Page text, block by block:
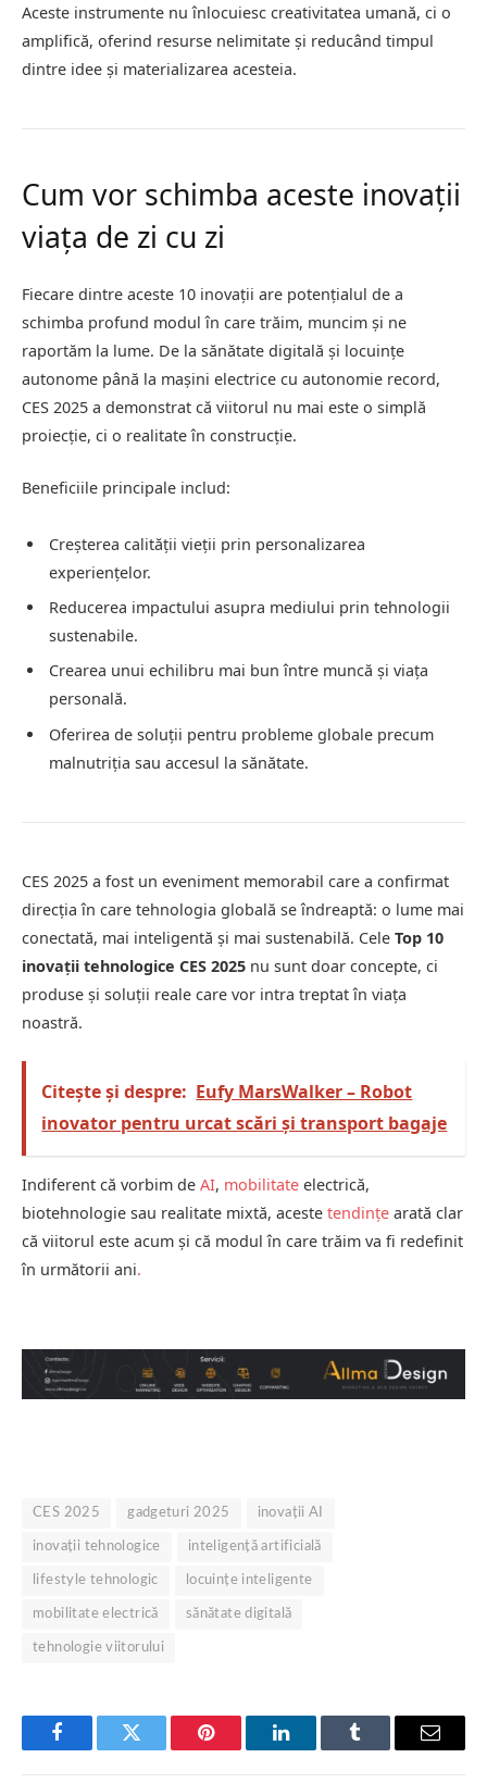
Aceste instrumente nu înlocuiesc creativitatea umană, ci o
amplifică, oferind resurse nelimitate și reducând timpul
dintre idee și materializarea acesteia.
Cum vor schimba aceste inovații
viața de zi cu zi
Fiecare dintre aceste 10 inovații are potențialul de a
schimba profund modul în care trăim, muncim și ne
raportăm la lume. De la sănătate digitală și locuințe
autonome până la mașini electrice cu autonomie record,
CES 2025 a demonstrat că viitorul nu mai este o simplă
proiecție, ci o realitate în construcție.
Beneficiile principale includ:
Creșterea calității vieții prin personalizarea
experiențelor.
Reducerea impactului asupra mediului prin tehnologii
sustenabile.
Crearea unui echilibru mai bun între muncă și viața
personală.
Oferirea de soluții pentru probleme globale precum
malnutriția sau accesul la sănătate.
CES 2025 a fost un eveniment memorabil care a confirmat
direcția în care tehnologia globală se îndreaptă: o lume mai
conectată, mai inteligentă și mai sustenabilă. Cele Top 10
inovații tehnologice CES 2025 nu sunt doar concepte, ci
produse și soluții reale care vor intra treptat în viața
noastră.
Citește și despre: Eufy MarsWalker – Robot
inovator pentru urcat scări și transport bagaje
Indiferent că vorbim de AI, mobilitate electrică,
biotehnologie sau realitate mixtă, aceste tendințe arată clar
că viitorul este acum și că modul în care trăim va fi redefinit
în următorii ani.
CES 2025 gadgeturi 2025 inovații AI
inovații tehnologice inteligență artificială
lifestyle tehnologic locuințe inteligente
mobilitate electrică sănătate digitală
tehnologie viitorului
FacebookTwitter Pinterest LinkedInTumblr Email